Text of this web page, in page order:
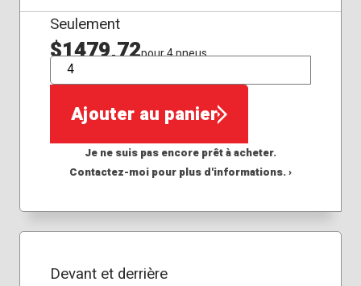
Seulement
$1479,72pour 4 pneus
QTÉ
Ajouter au panier
Je ne suis pas encore prêt à acheter.
Contactez-moi pour plus d'informations. ›
Devant et derrière